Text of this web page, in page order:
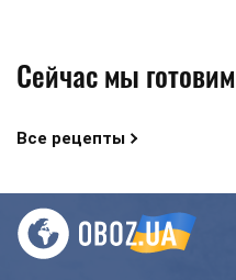
Сейчас мы готовим
Все рецепты